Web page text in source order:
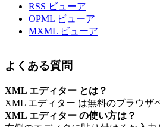
RSS ビューア
OPML ビューア
MXML ビューア
よくある質問
XML エディター とは？
XML エディター は無料のブラウザ
XML エディター の使い方は？